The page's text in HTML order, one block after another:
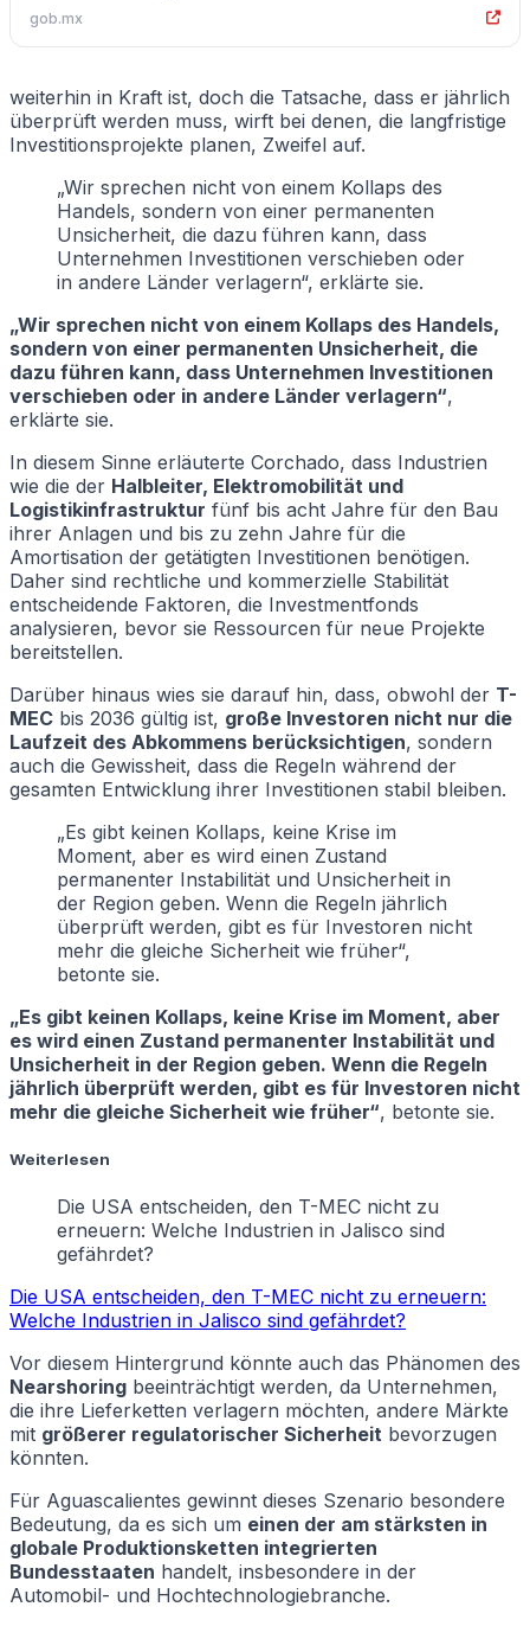
gob.mx
weiterhin in Kraft ist, doch die Tatsache, dass er jährlich
überprüft werden muss, wirft bei denen, die langfristige
Investitionsprojekte planen, Zweifel auf.
„Wir sprechen nicht von einem Kollaps des
Handels, sondern von einer permanenten
Unsicherheit, die dazu führen kann, dass
Unternehmen Investitionen verschieben oder
in andere Länder verlagern“, erklärte sie.
„Wir sprechen nicht von einem Kollaps des Handels,
sondern von einer permanenten Unsicherheit, die
dazu führen kann, dass Unternehmen Investitionen
verschieben oder in andere Länder verlagern“,
erklärte sie.
In diesem Sinne erläuterte Corchado, dass Industrien
wie die der Halbleiter, Elektromobilität und
Logistikinfrastruktur fünf bis acht Jahre für den Bau
ihrer Anlagen und bis zu zehn Jahre für die
Amortisation der getätigten Investitionen benötigen.
Daher sind rechtliche und kommerzielle Stabilität
entscheidende Faktoren, die Investmentfonds
analysieren, bevor sie Ressourcen für neue Projekte
bereitstellen.
Darüber hinaus wies sie darauf hin, dass, obwohl der T-
MEC bis 2036 gültig ist, große Investoren nicht nur die
Laufzeit des Abkommens berücksichtigen, sondern
auch die Gewissheit, dass die Regeln während der
gesamten Entwicklung ihrer Investitionen stabil bleiben.
„Es gibt keinen Kollaps, keine Krise im
Moment, aber es wird einen Zustand
permanenter Instabilität und Unsicherheit in
der Region geben. Wenn die Regeln jährlich
überprüft werden, gibt es für Investoren nicht
mehr die gleiche Sicherheit wie früher“,
betonte sie.
„Es gibt keinen Kollaps, keine Krise im Moment, aber
es wird einen Zustand permanenter Instabilität und
Unsicherheit in der Region geben. Wenn die Regeln
jährlich überprüft werden, gibt es für Investoren nicht
mehr die gleiche Sicherheit wie früher“, betonte sie.
Weiterlesen
Die USA entscheiden, den T-MEC nicht zu
erneuern: Welche Industrien in Jalisco sind
gefährdet?
Die USA entscheiden, den T-MEC nicht zu erneuern:
Welche Industrien in Jalisco sind gefährdet?
Vor diesem Hintergrund könnte auch das Phänomen des
Nearshoring beeinträchtigt werden, da Unternehmen,
die ihre Lieferketten verlagern möchten, andere Märkte
mit größerer regulatorischer Sicherheit bevorzugen
könnten.
Für Aguascalientes gewinnt dieses Szenario besondere
Bedeutung, da es sich um einen der am stärksten in
globale Produktionsketten integrierten
Bundesstaaten handelt, insbesondere in der
Automobil- und Hochtechnologiebranche.